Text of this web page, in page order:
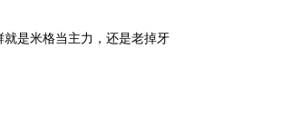
是米格当主力，还是老掉牙